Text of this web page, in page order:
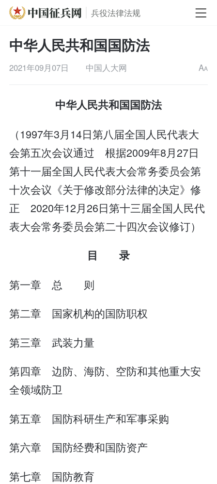
兵役法律法规
中华人民共和国国防法
2021年09月07日 中国人大网 AA
中华人民共和国国防法
（1997年3月14日第八届全国人民代表大
会第五次会议通过 根据2009年8月27日
第十一届全国人民代表大会常务委员会第
十次会议《关于修改部分法律的决定》修
正 2020年12月26日第十三届全国人民代
表大会常务委员会第二十四次会议修订）
目 录
第一章 总 则
第二章 国家机构的国防职权
第三章 武装力量
第四章 边防、海防、空防和其他重大安
全领域防卫
第五章 国防科研生产和军事采购
第六章 国防经费和国防资产
第七章 国防教育